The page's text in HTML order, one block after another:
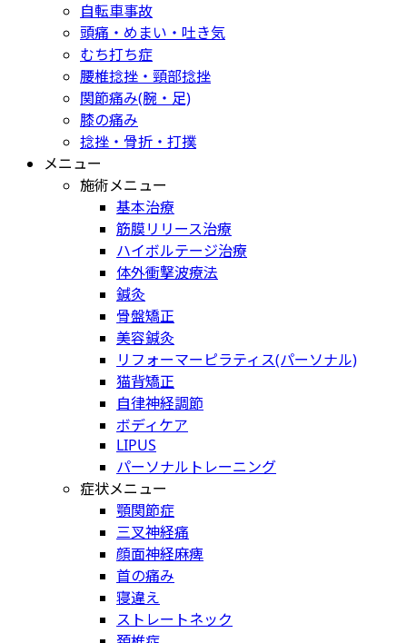
自転車事故
頭痛・めまい・吐き気
むち打ち症
腰椎捻挫・頸部捻挫
関節痛み(腕・足)
膝の痛み
捻挫・骨折・打撲
メニュー
施術メニュー
基本治療
筋膜リリース治療
ハイボルテージ治療
体外衝撃波療法
鍼灸
骨盤矯正
美容鍼灸
リフォーマーピラティス(パーソナル)
猫背矯正
自律神経調節
ボディケア
LIPUS
パーソナルトレーニング
症状メニュー
顎関節症
三叉神経痛
顔面神経麻痺
首の痛み
寝違え
ストレートネック